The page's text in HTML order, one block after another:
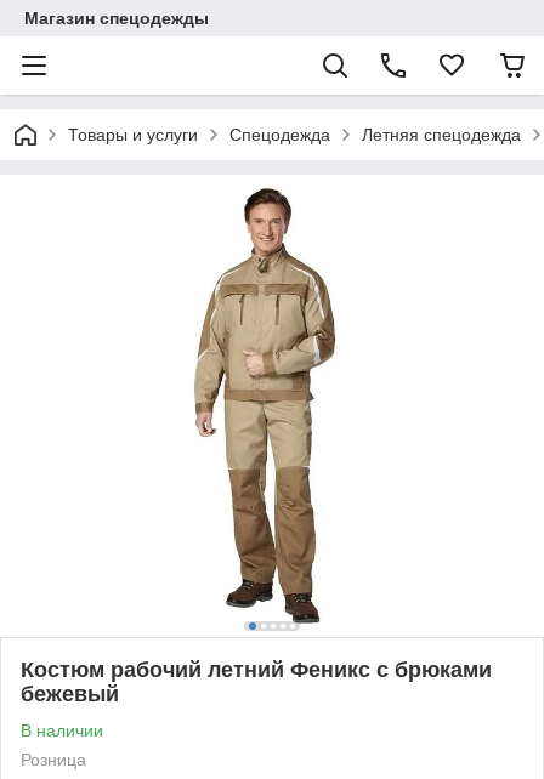
Магазин спецодежды
Товары и услуги Спецодежда Летняя спецодежда
Костюм рабочий летний Феникс с брюками
бежевый
В наличии
Розница